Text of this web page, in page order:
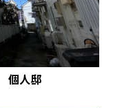
個人邸